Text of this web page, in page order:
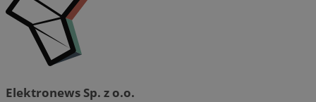
Elektronews Sp. z o.o.